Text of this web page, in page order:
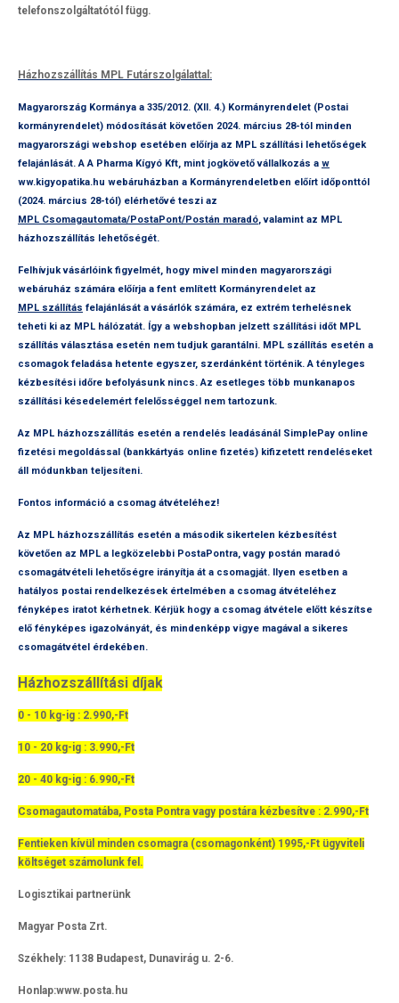
telefonszolgáltatótól függ.
Házhozszállítás MPL Futárszolgálattal:
Magyarország Kormánya a 335/2012. (XII. 4.) Kormányrendelet (Postai
kormányrendelet) módosítását követően 2024. március 28-tól minden
magyarországi webshop esetében előírja az MPL szállítási lehetőségek
felajánlását. A A Pharma Kígyó Kft, mint jogkövető vállalkozás a w
ww.kigyopatika.hu webáruházban a Kormányrendeletben előírt időponttól
(2024. március 28-tól) elérhetővé teszi az
MPL Csomagautomata/PostaPont/Postán maradó, valamint az MPL
házhozszállítás lehetőségét.
Felhívjuk vásárlóink figyelmét, hogy mivel minden magyarországi
webáruház számára előírja a fent említett Kormányrendelet az
MPL szállítás felajánlását a vásárlók számára, ez extrém terhelésnek
teheti ki az MPL hálózatát. Így a webshopban jelzett szállítási időt MPL
szállítás választása esetén nem tudjuk garantálni. MPL szállítás esetén a
csomagok feladása hetente egyszer, szerdánként történik. A tényleges
kézbesítési időre befolyásunk nincs. Az esetleges több munkanapos
szállítási késedelemért felelősséggel nem tartozunk.
Az MPL házhozszállítás esetén a rendelés leadásánál SimplePay online
fizetési megoldással (bankkártyás online fizetés) kifizetett rendeléseket
áll módunkban teljesíteni.
Fontos információ a csomag átvételéhez!
Az MPL házhozszállítás esetén a második sikertelen kézbesítést
követően az MPL a legközelebbi PostaPontra, vagy postán maradó
csomagátvételi lehetőségre irányítja át a csomagját. Ilyen esetben a
hatályos postai rendelkezések értelmében a csomag átvételéhez
fényképes iratot kérhetnek. Kérjük hogy a csomag átvétele előtt készítse
elő fényképes igazolványát, és mindenképp vigye magával a sikeres
csomagátvétel érdekében.
Házhozszállítási díjak
0 - 10 kg-ig : 2.990,-Ft
10 - 20 kg-ig : 3.990,-Ft
20 - 40 kg-ig : 6.990,-Ft
Csomagautomatába, Posta Pontra vagy postára kézbesítve : 2.990,-Ft
Fentieken kívül minden csomagra (csomagonként) 1995,-Ft ügyviteli
költséget számolunk fel.
Logisztikai partnerünk
Magyar Posta Zrt.
Székhely: 1138 Budapest, Dunavirág u. 2-6.
Honlap:www.posta.hu